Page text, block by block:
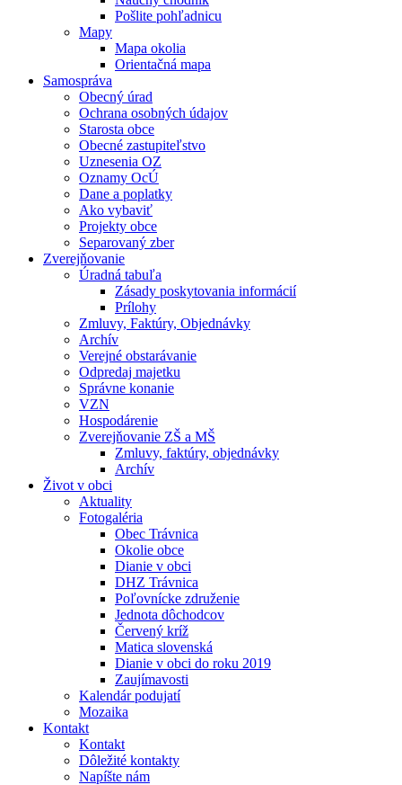
Pošlite pohľadnicu
Mapy
Mapa okolia
Orientačná mapa
Samospráva
Obecný úrad
Ochrana osobných údajov
Starosta obce
Obecné zastupiteľstvo
Uznesenia OZ
Oznamy OcÚ
Dane a poplatky
Ako vybaviť
Projekty obce
Separovaný zber
Zverejňovanie
Úradná tabuľa
Zásady poskytovania informácií
Prílohy
Zmluvy, Faktúry, Objednávky
Archív
Verejné obstarávanie
Odpredaj majetku
Správne konanie
VZN
Hospodárenie
Zverejňovanie ZŠ a MŠ
Zmluvy, faktúry, objednávky
Archív
Život v obci
Aktuality
Fotogaléria
Obec Trávnica
Okolie obce
Dianie v obci
DHZ Trávnica
Poľovnícke združenie
Jednota dôchodcov
Červený kríž
Matica slovenská
Dianie v obci do roku 2019
Zaujímavosti
Kalendár podujatí
Mozaika
Kontakt
Kontakt
Dôležité kontakty
Napíšte nám